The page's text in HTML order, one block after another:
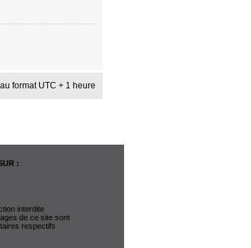
format UTC + 1 heure
:
interdite
de ce site sont
respectifs